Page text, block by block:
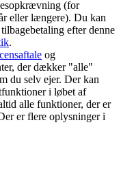
(for
eller længere). Du kan
efter denne
.
og
der dækker "alle"
du selv ejer. Der kan
i løbet af
alle funktioner, der er
er flere oplysninger i